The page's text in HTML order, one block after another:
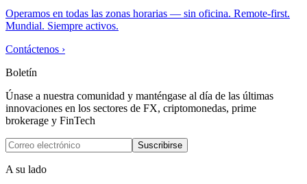
Operamos en todas las zonas horarias — sin oficina. Remote-first.
Mundial. Siempre activos.
Contáctenos ›
Boletín
Únase a nuestra comunidad y manténgase al día de las últimas
innovaciones en los sectores de FX, criptomonedas, prime
brokerage y FinTech
Suscribirse
A su lado